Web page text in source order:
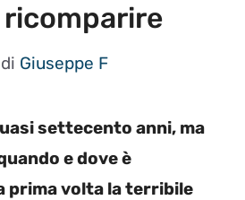
di Giuseppe F
settecento anni, ma
e dove è
prima volta la terribile